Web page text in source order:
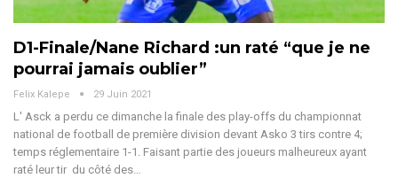
D1-Finale/Nane Richard :un raté “que je ne
pourrai jamais oublier”
Felix Kalepe 29 Juin 2021
L' Asck a perdu ce dimanche la finale des play-offs du championnat
national de football de première division devant Asko 3 tirs contre 4;
temps réglementaire 1-1. Faisant partie des joueurs malheureux ayant
raté leur tir du côté des…